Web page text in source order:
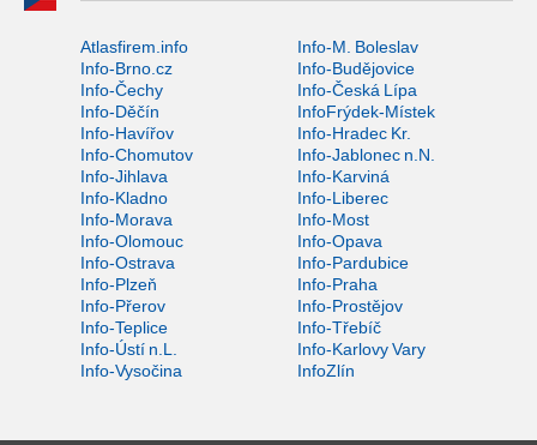
Atlasfirem.info
Info-M. Boleslav
Info-Brno.cz
Info-Budějovice
Info-Čechy
Info-Česká Lípa
Info-Děčín
InfoFrýdek-Místek
Info-Havířov
Info-Hradec Kr.
Info-Chomutov
Info-Jablonec n.N.
Info-Jihlava
Info-Karviná
Info-Kladno
Info-Liberec
Info-Morava
Info-Most
Info-Olomouc
Info-Opava
Info-Ostrava
Info-Pardubice
Info-Plzeň
Info-Praha
Info-Přerov
Info-Prostějov
Info-Teplice
Info-Třebíč
Info-Ústí n.L.
Info-Karlovy Vary
Info-Vysočina
InfoZlín